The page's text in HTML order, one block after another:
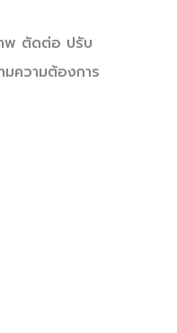
พ ตัดต่อ ปรับ
ความต้องการ